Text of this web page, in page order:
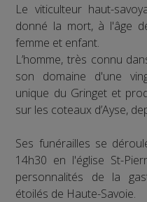
Le viticulteur haut-
donné la mort, à l'âge
femme et enfant.
L’homme, très connu
son domaine d'une
unique du Gringet et
sur les coteaux d’Ayse,
Ses funérailles se
14h30 en l'église St-
personnalités de la
étoilés de Haute-Savoie.